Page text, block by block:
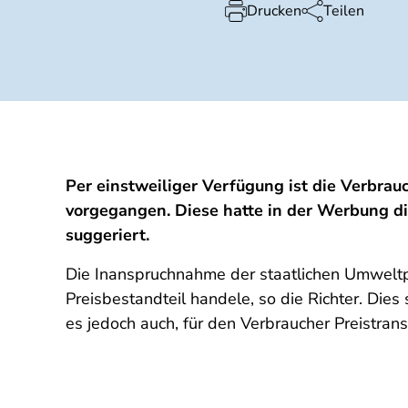
Drucken Teilen
Per einstweiliger Verfügung ist die
vorgegangen. Diese hatte in der Werbung
suggeriert.
Die Inanspruchnahme der staatlichen
Preisbestandteil handele, so die Richter.
es jedoch auch, für den Verbraucher